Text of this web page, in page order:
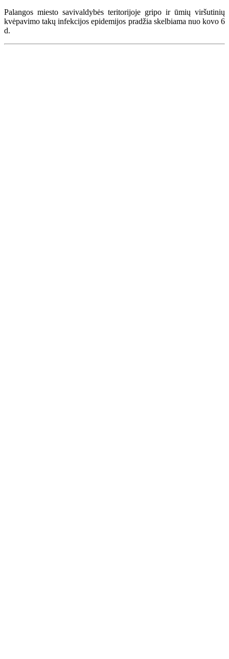
Palangos miesto savivaldybės teritorijoje gripo ir ūmių viršutinių
kvėpavimo takų infekcijos epidemijos pradžia skelbiama nuo kovo 6
d.